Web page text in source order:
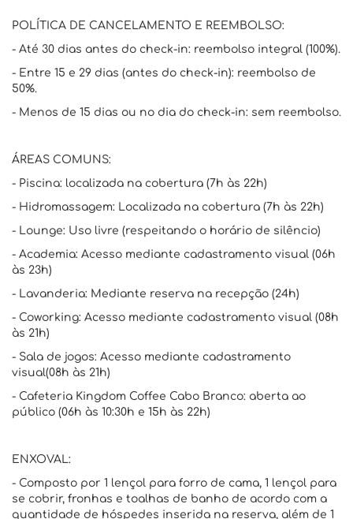
POLÍTICA DE CANCELAMENTO E REEMBOLSO:
- Até 30 dias antes do check-in: reembolso integral (100%).
- Entre 15 e 29 dias (antes do check-in): reembolso de
50%.
- Menos de 15 dias ou no dia do check-in: sem reembolso.
ÁREAS COMUNS:
- Piscina: localizada na cobertura (7h às 22h)
- Hidromassagem: Localizada na cobertura (7h às 22h)
- Lounge: Uso livre (respeitando o horário de silêncio)
- Academia: Acesso mediante cadastramento visual (06h
às 23h)
- Lavanderia: Mediante reserva na recepção (24h)
- Coworking: Acesso mediante cadastramento visual (08h
às 21h)
- Sala de jogos: Acesso mediante cadastramento
visual(08h às 21h)
- Cafeteria Kingdom Coffee Cabo Branco: aberta ao
público (06h às 10:30h e 15h às 22h)
ENXOVAL:
- Composto por 1 lençol para forro de cama, 1 lençol para
se cobrir, fronhas e toalhas de banho de acordo com a
quantidade de hóspedes inserida na reserva, além de 1